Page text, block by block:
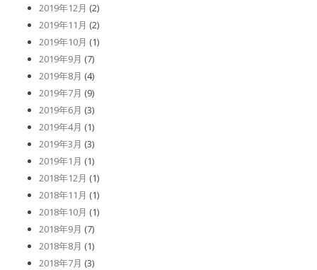
2019年12月 (2)
2019年11月 (2)
2019年10月 (1)
2019年9月 (7)
2019年8月 (4)
2019年7月 (9)
2019年6月 (3)
2019年4月 (1)
2019年3月 (3)
2019年1月 (1)
2018年12月 (1)
2018年11月 (1)
2018年10月 (1)
2018年9月 (7)
2018年8月 (1)
2018年7月 (3)